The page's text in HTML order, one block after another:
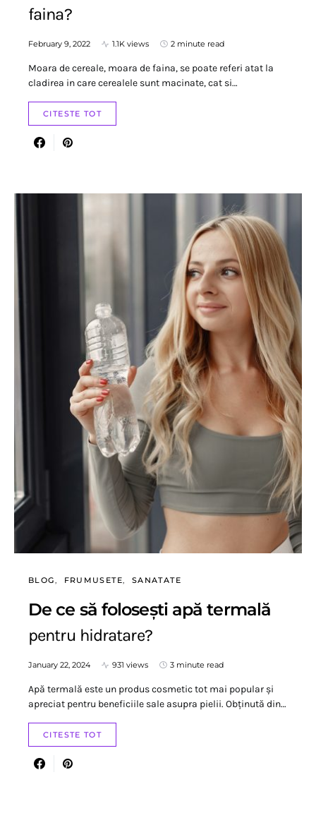
faina?
February 9, 2022 1.1K views 2 minute read
Moara de cereale, moara de faina, se poate referi atat la
cladirea in care cerealele sunt macinate, cat si…
CITESTE TOT
BLOG FRUMUSETE SANATATE
De ce să folosești apă termală
pentru hidratare?
January 22, 2024 931 views 3 minute read
Apă termală este un produs cosmetic tot mai popular și
apreciat pentru beneficiile sale asupra pielii. Obținută din…
CITESTE TOT